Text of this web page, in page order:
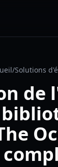
/Solutions
de